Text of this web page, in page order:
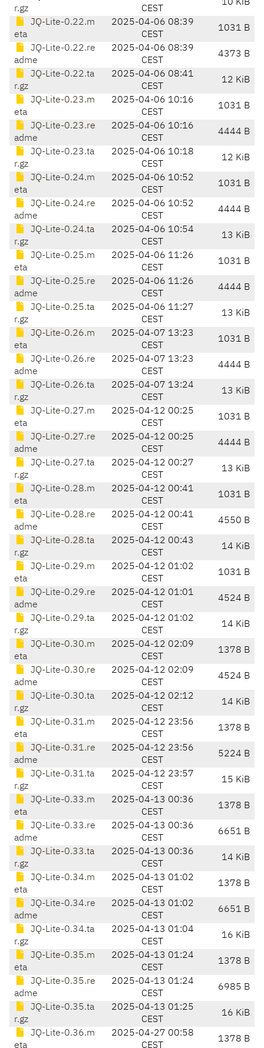
r.gz
CEST
10 KiB
JQ-Lite-0.22.m
eta
2025-04-06 08:39
CEST
1031 B
JQ-Lite-0.22.re
adme
2025-04-06 08:39
CEST
4373 B
JQ-Lite-0.22.ta
r.gz
2025-04-06 08:41
CEST
12 KiB
JQ-Lite-0.23.m
eta
2025-04-06 10:16
CEST
1031 B
JQ-Lite-0.23.re
adme
2025-04-06 10:16
CEST
4444 B
JQ-Lite-0.23.ta
r.gz
2025-04-06 10:18
CEST
12 KiB
JQ-Lite-0.24.m
eta
2025-04-06 10:52
CEST
1031 B
JQ-Lite-0.24.re
adme
2025-04-06 10:52
CEST
4444 B
JQ-Lite-0.24.ta
r.gz
2025-04-06 10:54
CEST
13 KiB
JQ-Lite-0.25.m
eta
2025-04-06 11:26
CEST
1031 B
JQ-Lite-0.25.re
adme
2025-04-06 11:26
CEST
4444 B
JQ-Lite-0.25.ta
r.gz
2025-04-06 11:27
CEST
13 KiB
JQ-Lite-0.26.m
eta
2025-04-07 13:23
CEST
1031 B
JQ-Lite-0.26.re
adme
2025-04-07 13:23
CEST
4444 B
JQ-Lite-0.26.ta
r.gz
2025-04-07 13:24
CEST
13 KiB
JQ-Lite-0.27.m
eta
2025-04-12 00:25
CEST
1031 B
JQ-Lite-0.27.re
adme
2025-04-12 00:25
CEST
4444 B
JQ-Lite-0.27.ta
r.gz
2025-04-12 00:27
CEST
13 KiB
JQ-Lite-0.28.m
eta
2025-04-12 00:41
CEST
1031 B
JQ-Lite-0.28.re
adme
2025-04-12 00:41
CEST
4550 B
JQ-Lite-0.28.ta
r.gz
2025-04-12 00:43
CEST
14 KiB
JQ-Lite-0.29.m
eta
2025-04-12 01:02
CEST
1031 B
JQ-Lite-0.29.re
adme
2025-04-12 01:01
CEST
4524 B
JQ-Lite-0.29.ta
r.gz
2025-04-12 01:02
CEST
14 KiB
JQ-Lite-0.30.m
eta
2025-04-12 02:09
CEST
1378 B
JQ-Lite-0.30.re
adme
2025-04-12 02:09
CEST
4524 B
JQ-Lite-0.30.ta
r.gz
2025-04-12 02:12
CEST
14 KiB
JQ-Lite-0.31.m
eta
2025-04-12 23:56
CEST
1378 B
JQ-Lite-0.31.re
adme
2025-04-12 23:56
CEST
5224 B
JQ-Lite-0.31.ta
r.gz
2025-04-12 23:57
CEST
15 KiB
JQ-Lite-0.33.m
eta
2025-04-13 00:36
CEST
1378 B
JQ-Lite-0.33.re
adme
2025-04-13 00:36
CEST
6651 B
JQ-Lite-0.33.ta
r.gz
2025-04-13 00:36
CEST
14 KiB
JQ-Lite-0.34.m
eta
2025-04-13 01:02
CEST
1378 B
JQ-Lite-0.34.re
adme
2025-04-13 01:02
CEST
6651 B
JQ-Lite-0.34.ta
r.gz
2025-04-13 01:04
CEST
16 KiB
JQ-Lite-0.35.m
eta
2025-04-13 01:24
CEST
1378 B
JQ-Lite-0.35.re
adme
2025-04-13 01:24
CEST
6985 B
JQ-Lite-0.35.ta
r.gz
2025-04-13 01:25
CEST
16 KiB
JQ-Lite-0.36.m
eta
2025-04-27 00:58
CEST
1378 B